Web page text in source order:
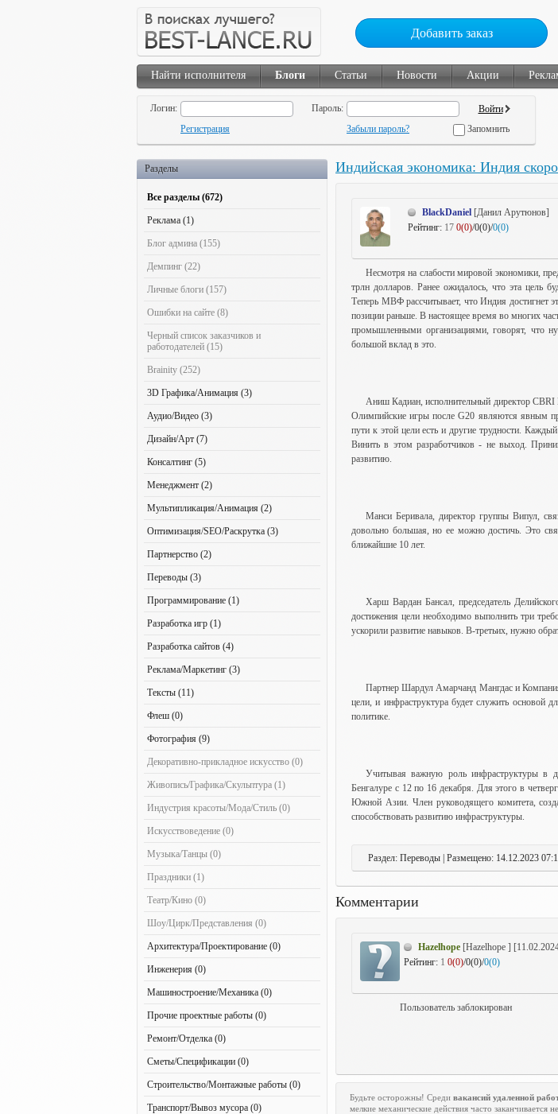
Добавить заказ
Найти исполнителя Блоги Статьи Новости Акции
Логин:
Пароль:
Регистрация
Забыли пароль? Запомнить
Разделы
Все разделы (672)
Реклама (1)
Блог админа (155)
Демпинг (22)
Личные блоги (157)
Ошибки на сайте (8)
Черный список заказчиков и
работодателей (15)
Brainity (252)
3D Графика/Анимация (3)
Аудио/Видео (3)
Дизайн/Арт (7)
Консалтинг (5)
Менеджмент (2)
Мультипликация/Анимация (2)
Оптимизация/SEO/Раскрутка (3)
Партнерство (2)
Переводы (3)
Программирование (1)
Разработка игр (1)
Разработка сайтов (4)
Реклама/Маркетинг (3)
Тексты (11)
Флеш (0)
Фотография (9)
Декоративно-прикладное искусство (0)
Живопись/Графика/Скульптура (1)
Индустрия красоты/Мода/Стиль (0)
Искусствоведение (0)
Музыка/Танцы (0)
Праздники (1)
Театр/Кино (0)
Шоу/Цирк/Представления (0)
Архитектура/Проектирование (0)
Инженерия (0)
Машиностроение/Механика (0)
Прочие проектные работы (0)
Ремонт/Отделка (0)
Сметы/Спецификации (0)
Строительство/Монтажные работы (0)
Транспорт/Вывоз мусора (0)
Индийская экономика: Индия
BlackDaniel [Данил Арутюнов]
Рейтинг: 17 0(0)/0(0)/0(0)
Несмотря на слабости мировой экономики,
трлн долларов. Ранее ожидалось, что эта цель
Теперь МВФ рассчитывает, что Индия достигнет
позиции раньше. В настоящее время во многих
промышленными организациями, говорят, что
большой вклад в это.
Аниш Кадиан, исполнительный директор CBRI
Олимпийские игры после G20 являются явным
пути к этой цели есть и другие трудности.
Винить в этом разработчиков - не выход.
развитию.
Манси Беривала, директор группы Випул,
довольно большая, но ее можно достичь. Это
ближайшие 10 лет.
Харш Вардан Бансал, председатель
достижения цели необходимо выполнить три
ускорили развитие навыков. В-третьих, нужно
Партнер Шардул Амарчанд Мангдас и
цели, и инфраструктура будет служить основой
политике.
Учитывая важную роль инфраструктуры в
Бенгалуре с 12 по 16 декабря. Для этого в
Южной Азии. Член руководящего комитета,
способствовать развитию инфраструктуры.
Раздел: Переводы | Размещено: 14.12.2023
Комментарии
Hazelhope [Hazelhope ]
Рейтинг: 1 0(0)/0(0)/0(0)
Пользователь заблокирован
Будьте осторожны! Среди вакансий удаленной
мелкие механические действия часто